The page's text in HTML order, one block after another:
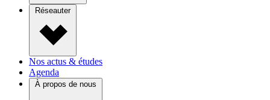
Réseauter
Nos actus & études
Agenda
À propos de nous